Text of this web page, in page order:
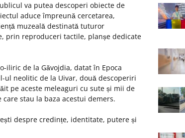
va putea descoperi obiecte de
aduce împreună cercetarea,
muzeală destinată tuturor
prin reproduceri tactile, planșe dedicate
iliric de la Găvojdia, datat în Epoca
neolitic de la Uivar, două descoperiri
pe aceste meleaguri cu sute și mii de
stau la baza acestui demers.
despre credințe, identitate, putere și